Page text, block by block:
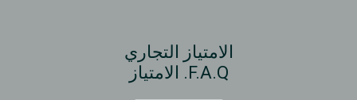
الامتياز التجاري
F.A.Q. الامتياز